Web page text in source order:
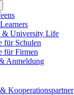
& University Life
für Schulen
für Firmen
Anmeldung
Kooperationspartner